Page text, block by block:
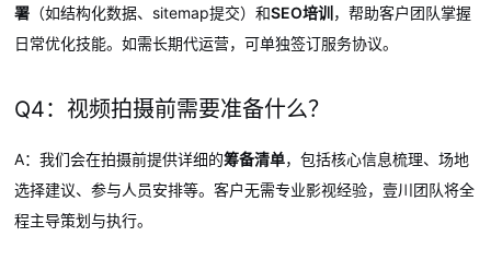
署 （如结构化数据、sitemap提交）和SEO培训 ，帮助客户团队掌握
日常优化技能。如需长期代运营，可单独签订服务协议。
Q4：视频拍摄前需要准备什么？
A：我们会在拍摄前提供详细的筹备清单，包括核心信息梳理、场地
选择建议、参与人员安排等。客户无需专业影视经验，壹川团队将全
程主导策划与执行。